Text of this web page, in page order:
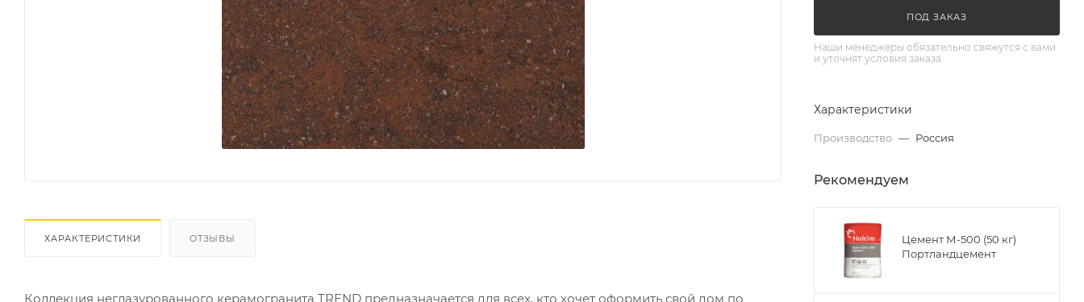
ХАРАКТЕРИСТИКИ ОТЗЫВЫ
Коллекция неглазурованного керамогранита TREND предназначается для всех, кто хочет оформить свой дом по
ПОД ЗАКАЗ
Наши менеджеры обязательно свяжутся с вами
и уточнят условия заказа
Характеристики
Производство — Россия
Рекомендуем
Цемент М-500 (50 кг)
Портландцемент